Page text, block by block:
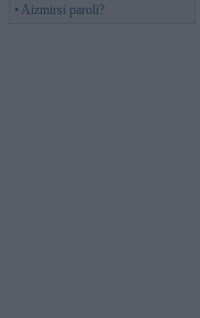
• Aizmirsi paroli?